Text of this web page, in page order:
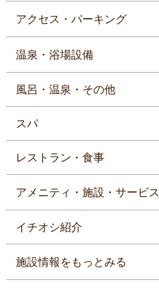
アクセス・パーキング
温泉・浴場設備
風呂・温泉・その他
スパ
レストラン・食事
アメニティ・施設・サービス
イチオシ紹介
施設情報をもっとみる